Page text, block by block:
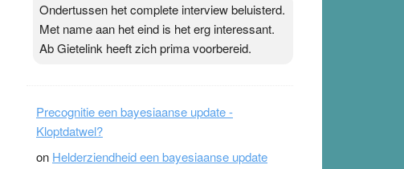
zijn. Door…Lees meer Pleisterplakkers in de
topspsort › [...]
Ondertussen het complete interview beluisterd.
Met name aan het eind is het erg interessant.
Ab Gietelink heeft zich prima voorbereid.
Precognitie een bayesiaanse update -
Kloptdatwel?
on Helderziendheid een bayesiaanse update